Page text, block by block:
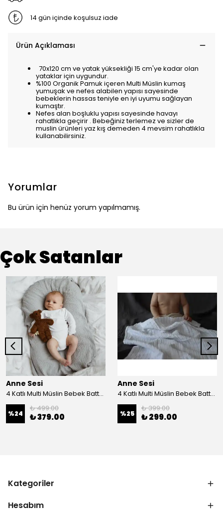
14 gün içinde koşulsuz iade
Ürün Açıklaması
70x120 cm ve yatak yüksekliği 15 cm'ye kadar olan
yataklar için uygundur.
%100 Organik Pamuk içeren Multi Müslin kumaş
yumuşak ve nefes alabilen yapısı sayesinde
bebeklerin hassas teniyle en iyi uyumu sağlayan
kumaştır.
Nefes alan boşluklu yapısı sayesinde havayı
rahatlıkla geçirir . Bebeğiniz terlemez ve sizler de
muslin ürünleri yaz kış demeden 4 mevsim rahatlıkla
kullanabilirsiniz.
Yorumlar
Bu ürün için henüz yorum yapılmamış.
Çok Satanlar
Anne Sesi
4 Katlı Multi Müslin Bebek Battaniyesi %100 Organik Pamuk 100x100 cm
%24
₺ 499.00
₺ 379.00
Anne Sesi
4 Katlı Multi Müslin Bebek Battaniyesi %100 Organik Pamuk 70x100 cm
%25
₺ 399.00
₺ 299.00
Kategoriler
Hesabım